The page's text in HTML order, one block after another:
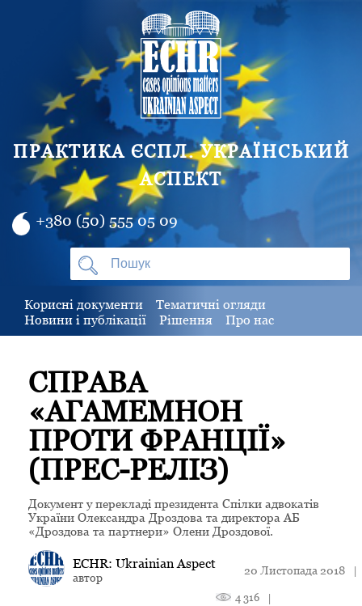
ПРАКТИКА ЄСПЛ. УКРАЇНСЬКИЙ
АСПЕКТ
+380 (50) 555 05 09
Корисні документи
Тематичні огляди
Новини і публікації
Рішення Про нас
СПРАВА
«AГАМЕМНОН
ПРОТИ ФРАНЦІЇ»
(ПРЕС-РЕЛІЗ)
Документ у перекладі президента Спілки адвокатів
України Олександра Дроздова та директора АБ
«Дроздова та партнери» Олени Дроздової.
ECHR: Ukrainian Aspect
автор
20 Листопада 2018 |
4 316
|